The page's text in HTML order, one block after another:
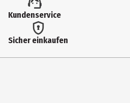
Lizenz (spw)
Funko Disney
Hersteller
Kundenservice
Sicher einkaufen